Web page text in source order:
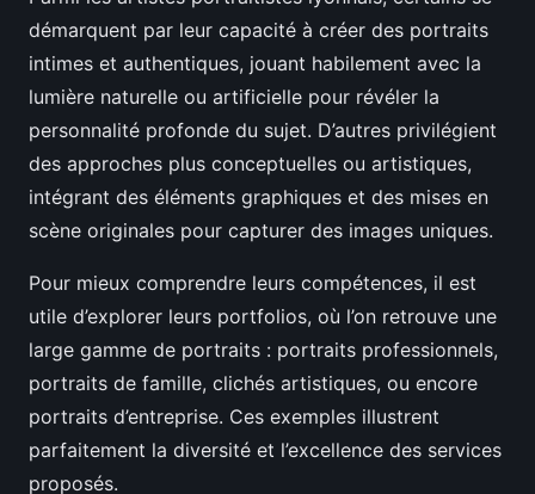
démarquent par leur capacité à créer des portraits
intimes et authentiques, jouant habilement avec la
lumière naturelle ou artificielle pour révéler la
personnalité profonde du sujet. D’autres privilégient
des approches plus conceptuelles ou artistiques,
intégrant des éléments graphiques et des mises en
scène originales pour capturer des images uniques.
Pour mieux comprendre leurs compétences, il est
utile d’explorer leurs portfolios, où l’on retrouve une
large gamme de portraits : portraits professionnels,
portraits de famille, clichés artistiques, ou encore
portraits d’entreprise. Ces exemples illustrent
parfaitement la diversité et l’excellence des services
proposés.